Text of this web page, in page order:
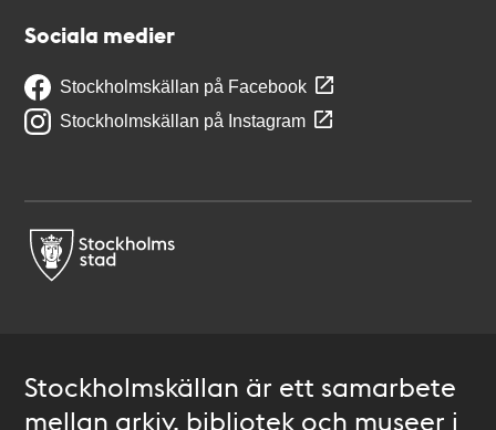
Sociala medier
Stockholmskällan på Facebook
Stockholmskällan på Instagram
Stockholmskällan är ett samarbete
mellan arkiv, bibliotek och museer i